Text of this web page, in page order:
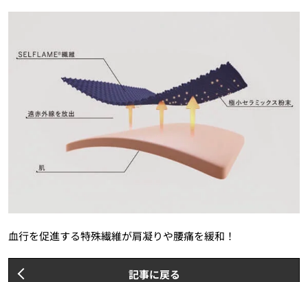
血行を促進する特殊繊維が肩凝りや腰痛を緩和！
記事に戻る